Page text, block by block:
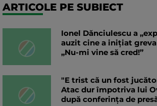
ARTICOLE PE SUBIECT
Ionel Dănciulescu a
auzit cine a inițiat
„Nu-mi vine să cred!”
"E trist că un fost
Atac dur împotriva lui
după conferința de